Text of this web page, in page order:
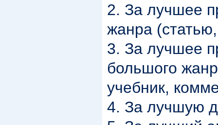
2. За лучшее
жанра
3. За лучшее
большого
учебник,
4. За лучшую